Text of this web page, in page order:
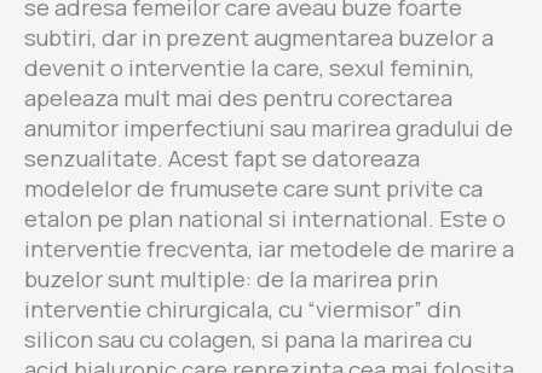
se adresa femeilor care aveau buze foarte
subtiri, dar in prezent augmentarea buzelor a
devenit o interventie la care, sexul feminin,
apeleaza mult mai des pentru corectarea
anumitor imperfectiuni sau marirea gradului de
senzualitate. Acest fapt se datoreaza
modelelor de frumusete care sunt privite ca
etalon pe plan national si international. Este o
interventie frecventa, iar metodele de marire a
buzelor sunt multiple: de la marirea prin
interventie chirurgicala, cu “viermisor” din
silicon sau cu colagen, si pana la marirea cu